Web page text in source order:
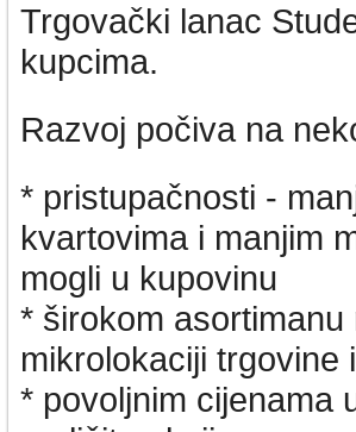
Trgovački lanac
kupcima.
Razvoj počiva na
* pristupačnosti -
kvartovima i manjim
mogli u kupovinu
* širokom
mikrolokaciji trgovine
* povoljnim cijenama